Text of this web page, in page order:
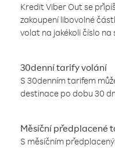
Kredit Viber Out se
zakoupení libovolné
volat na jakékoli číslo na
30denní tarify volání
S 30denním tarifem
destinace po dobu 30
Měsíční předplacené
S měsíčním